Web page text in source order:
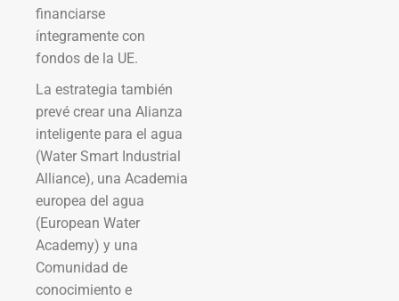
financiarse
íntegramente con
fondos de la UE.
La estrategia también
prevé crear una Alianza
inteligente para el agua
(Water Smart Industrial
Alliance), una Academia
europea del agua
(European Water
Academy) y una
Comunidad de
conocimiento e